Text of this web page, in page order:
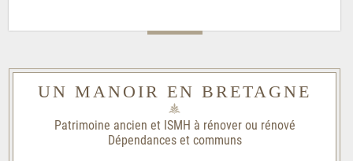
UN MANOIR EN BRETAGNE
Patrimoine ancien et ISMH à rénover ou rénové
Dépendances et communs